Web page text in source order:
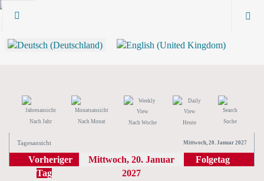
Nach Jahr Nach Monat Nach Woche Heute Suche
Tagesansicht Mittwoch, 20. Januar 2027
Vorheriger
Tag
Mittwoch, 20. Januar
2027
Folgetag